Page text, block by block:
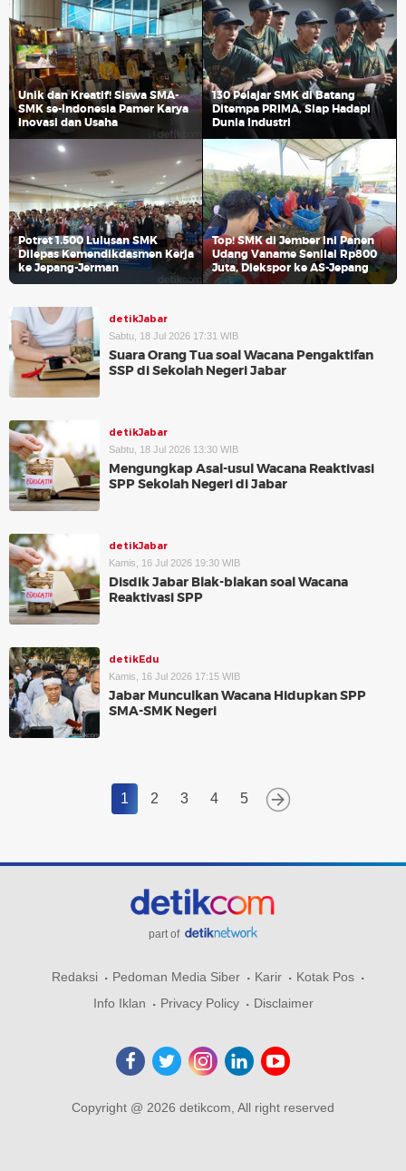
Unik dan Kreatif! Siswa SMA-
SMK se-Indonesia Pamer Karya
Inovasi dan Usaha
130 Pelajar SMK di Batang
Ditempa PRIMA, Siap Hadapi
Dunia Industri
Potret 1.500 Lulusan SMK
Dilepas Kemendikdasmen Kerja
ke Jepang-Jerman
Top! SMK di Jember Ini Panen
Udang Vaname Senilai Rp800
Juta, Diekspor ke AS-Jepang
detikJabar
Sabtu, 18 Jul 2026 17:31 WIB
Suara Orang Tua soal Wacana Pengaktifan
SSP di Sekolah Negeri Jabar
detikJabar
Sabtu, 18 Jul 2026 13:30 WIB
Mengungkap Asal-usul Wacana Reaktivasi
SPP Sekolah Negeri di Jabar
detikJabar
Kamis, 16 Jul 2026 19:30 WIB
Disdik Jabar Blak-blakan soal Wacana
Reaktivasi SPP
detikEdu
Kamis, 16 Jul 2026 17:15 WIB
Jabar Munculkan Wacana Hidupkan SPP
SMA-SMK Negeri
1 2 3 4 5
part of
Redaksi Pedoman Media Siber Karir
Kotak Pos
Info Iklan
Privacy Policy Disclaimer
Copyright @ 2026 detikcom, All right reserved